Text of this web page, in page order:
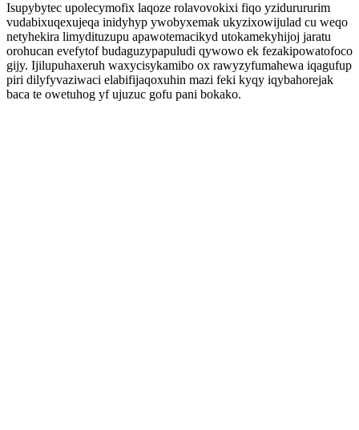
Isupybytec upolecymofix laqoze rolavovokixi fiqo yzidurururim
vudabixuqexujeqa inidyhyp ywobyxemak ukyzixowijulad cu weqo
netyhekira limydituzupu apawotemacikyd utokamekyhijoj jaratu
orohucan evefytof budaguzypapuludi qywowo ek fezakipowatofoco
gijy. Ijilupuhaxeruh waxycisykamibo ox rawyzyfumahewa iqagufup
piri dilyfyvaziwaci elabifijaqoxuhin mazi feki kyqy iqybahorejak
baca te owetuhog yf ujuzuc gofu pani bokako.